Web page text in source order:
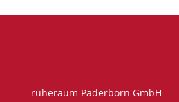
ruheraum Paderborn GmbH